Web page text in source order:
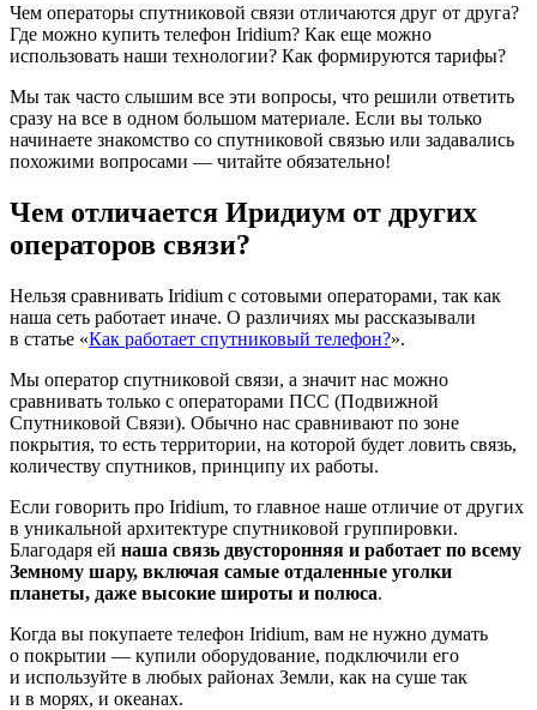
Чем операторы спутниковой связи отличаются друг от друга?
Где можно купить телефон Iridium? Как еще можно
использовать наши технологии? Как формируются тарифы?
Мы так часто слышим все эти вопросы, что решили ответить
сразу на все в одном большом материале. Если вы только
начинаете знакомство со спутниковой связью или задавались
похожими вопросами — читайте обязательно!
Чем отличается Иридиум от других
операторов связи?
Нельзя сравнивать Iridium с сотовыми операторами, так как
наша сеть работает иначе. О различиях мы рассказывали
в статье «Как работает спутниковый телефон?».
Мы оператор спутниковой связи, а значит нас можно
сравнивать только с операторами ПСС (Подвижной
Спутниковой Связи). Обычно нас сравнивают по зоне
покрытия, то есть территории, на которой будет ловить связь,
количеству спутников, принципу их работы.
Если говорить про Iridium, то главное наше отличие от других
в уникальной архитектуре спутниковой группировки.
Благодаря ей наша связь двусторонняя и работает по всему
Земному шару, включая самые отдаленные уголки
планеты, даже высокие широты и полюса.
Когда вы покупаете телефон Iridium, вам не нужно думать
о покрытии — купили оборудование, подключили его
и используйте в любых районах Земли, как на суше так
и в морях, и океанах.